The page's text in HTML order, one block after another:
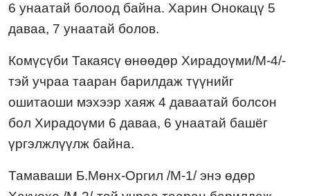
6 унаатай болоод байна. Харин Онокацү 5
даваа, 7 унаатай болов.
Комүсүби Такаясү өнөөдөр Хирадоүми/М-4/-
тэй учраа тааран барилдаж түүнийг
ошитаоши мэхээр хаяж 4 даваатай болсон
бол Хирадоүми 6 даваа, 6 унаатай башёг
үргэлжлүүлж байна.
Тамаваши Б.Мөнх-Оргил /М-1/ энэ өдөр